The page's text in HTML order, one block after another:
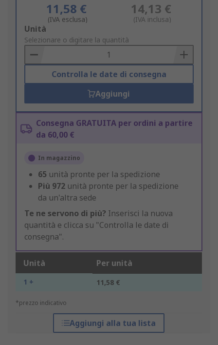
11,58 €
(IVA esclusa)
14,13 €
(IVA inclusa)
Add
to
Basket
Unità
Selezionare o digitare la quantità
Controlla le date di consegna
Aggiungi
Consegna GRATUITA per ordini a partire
da 60,00 €
In magazzino
65 unità pronte per la spedizione
Più 972 unità pronte per la spedizione
da un'altra sede
Te ne servono di più? Inserisci la nuova
quantità e clicca su "Controlla le date di
consegna".
Unità Per unità
1 + 11,58 €
*prezzo indicativo
Aggiungi alla tua lista